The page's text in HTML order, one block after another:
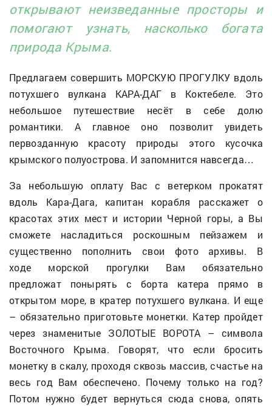
открывают неизведанные просторы и
помогают узнать, насколько богата
природа Крыма.
Предлагаем совершить МОРСКУЮ ПРОГУЛКУ вдоль
потухшего вулкана КАРА-ДАГ в Коктебеле. Это
небольшое путешествие несёт в себе долю
романтики. А главное оно позволит увидеть
первозданную красоту природы этого кусочка
крымского полуострова. И запомнится навсегда…
За небольшую оплату Вас с ветерком прокатят
вдоль Кара-Дага, капитан корабля расскажет о
красотах этих мест и истории Черной горы, а Вы
сможете насладиться роскошным пейзажем и
существенно пополнить свои фото архивы. В
ходе морской прогулки Вам обязательно
предложат понырять с борта катера прямо в
открытом море, в кратер потухшего вулкана. И еще
– обязательно приготовьте монетки. Катер пройдет
через знаменитые ЗОЛОТЫЕ ВОРОТА – символа
Восточного Крыма. Говорят, что если бросить
монетку в скалу, проходя сквозь массив, счастье на
весь год Вам обеспечено. Почему только на год?
Потом нужно будет вернуться сюда снова, опять